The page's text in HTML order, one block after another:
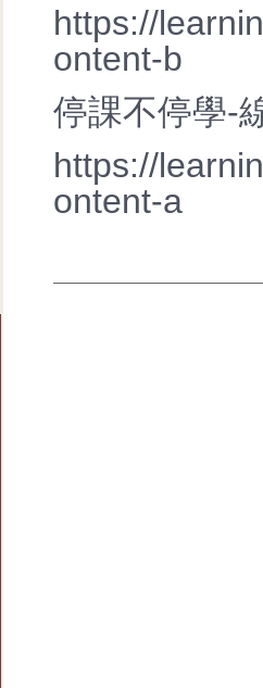
https://
ontent-b
停課不停學-
https://
ontent-a